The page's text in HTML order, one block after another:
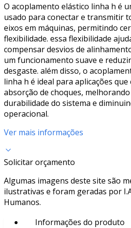
O acoplamento elástico linha h é
usado para conectar e transmitir
eixos em máquinas, permitindo
flexibilidade. essa flexibilidade
compensar desvios de
um funcionamento suave e
desgaste. além disso, o
linha h é ideal para aplicações que
absorção de choques, melhorando
durabilidade do sistema e
operacional.
Ver mais informações
Solicitar orçamento
Algumas imagens deste site são
ilustrativas e foram geradas por
Humanos.
Informações do produto